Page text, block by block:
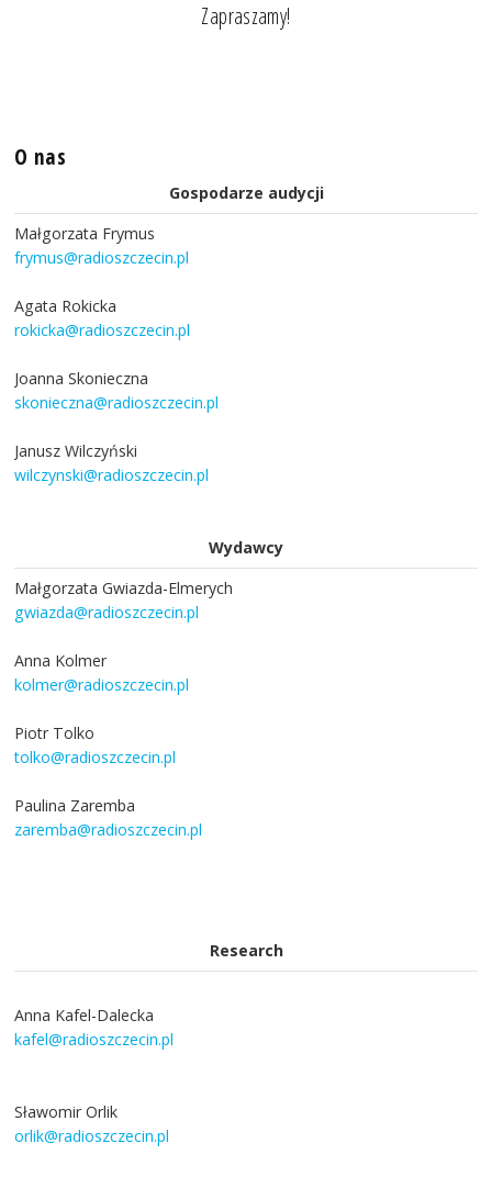
Zapraszamy!
O nas
Gospodarze audycji
Małgorzata Frymus
frymus@radioszczecin.pl
Agata Rokicka
rokicka@radioszczecin.pl
Joanna Skonieczna
skonieczna@radioszczecin.pl
Janusz Wilczyński
wilczynski@radioszczecin.pl
Wydawcy
Małgorzata Gwiazda-Elmerych
gwiazda@radioszczecin.pl
Anna Kolmer
kolmer@radioszczecin.pl
Piotr Tolko
tolko@radioszczecin.pl
Paulina Zaremba
zaremba@radioszczecin.pl
Research
Anna Kafel-Dalecka
kafel@radioszczecin.pl
Sławomir Orlik
orlik@radioszczecin.pl